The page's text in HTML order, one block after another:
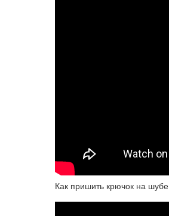
Как пришить крючок на шубе